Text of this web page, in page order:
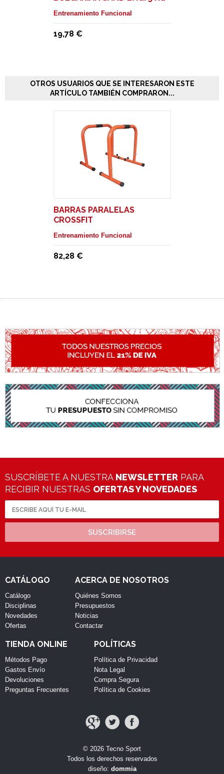
Entrenamiento Funcional
19,78 €
OTROS USUARIOS QUE SE INTERESARON ESTE
ARTÍCULO TAMBIÉN COMPRARON...
BARRAS PARALELAS
CROSSFIT
Entrenamiento Funcional
82,28 €
SUSCRÍBETE A NUESTRA NEWSLETTER PARA
RECIBIR NUESTRAS OFERTAS Y NOVEDADES
SUSCRIBIRSE
CATÁLOGO
Catálogo
Disciplinas
Novedades
Ofertas
ACERCA DE NOSOTROS
Quiénes Somos
Presupuestos
Noticias
Contactar
TIENDA ONLINE
Métodos Pago
Gastos Envío
Devoluciones
Preguntas Frecuentes
POLÍTICAS
Política de Privacidad
Nota Legal
Compra Segura
Política de Cookies
© 2026 Tecno Sport
Todos los derechos reservados
diseño: dommia